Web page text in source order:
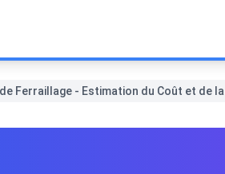
Ferraillage - Estimation du Coût et de